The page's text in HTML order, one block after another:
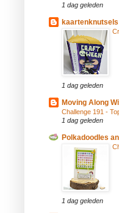
1 dag geleden
1 dag geleden
Moving Along
Challenge 191 -
1 dag geleden
Polkadoodles
1 dag geleden